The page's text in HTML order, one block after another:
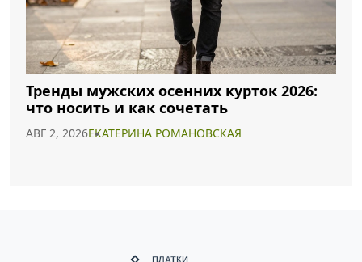
Тренды мужских осенних курток 2026:
что носить и как сочетать
АВГ 2, 2026ЕКАТЕРИНА РОМАНОВСКАЯ